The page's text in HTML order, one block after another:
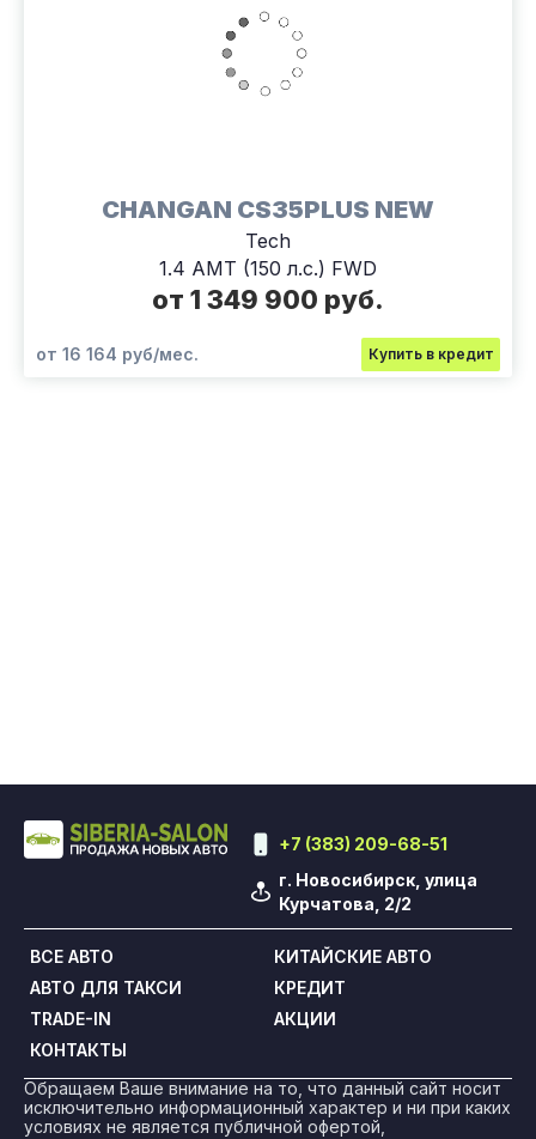
CHANGAN CS35PLUS NEW
Tech
1.4 AMT (150 л.с.) FWD
от 1 349 900 руб.
от 16 164 руб/мес. Купить в кредит
+7 (383) 209-68-51
г. Новосибирск, улица
Курчатова, 2/2
ВСЕ АВТО
КИТАЙСКИЕ АВТО
АВТО ДЛЯ ТАКСИ
КРЕДИТ
TRADE-IN
АКЦИИ
КОНТАКТЫ
Обращаем Ваше внимание на то, что данный сайт носит
исключительно информационный характер и ни при каких
условиях не является публичной офертой,